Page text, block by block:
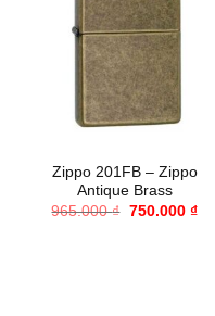
Zippo 201FB – Zippo
Antique Brass
965.000₫ Giá
750.000 ₫Giá